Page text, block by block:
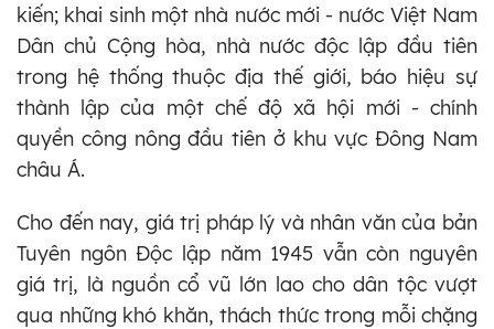
kiến; khai sinh một nhà nước mới - nước Việt Nam
Dân chủ Cộng hòa, nhà nước độc lập đầu tiên
trong hệ thống thuộc địa thế giới, báo hiệu sự
thành lập của một chế độ xã hội mới - chính
quyền công nông đầu tiên ở khu vực Đông Nam
châu Á.
Cho đến nay, giá trị pháp lý và nhân văn của bản
Tuyên ngôn Độc lập năm 1945 vẫn còn nguyên
giá trị, là nguồn cổ vũ lớn lao cho dân tộc vượt
qua những khó khăn, thách thức trong mỗi chặng